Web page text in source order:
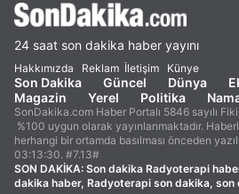
24 saat son dakika haber yayını
Hakkımızda Reklam İletişim Künye
Son Dakika Güncel Dünya
Magazin
Yerel Politika
SonDakika.com Haber Portalı 5846 sayılı
%100 uygun olarak yayınlanmaktadır.
herhangi bir ortamda basılması önceden
03:13:30. #7.13#
SON DAKİKA: Son dakika Radyoterapi
dakika haber, Radyoterapi son dakika,